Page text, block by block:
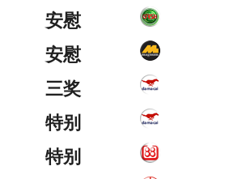
安慰
安慰
三奖
特别
特别